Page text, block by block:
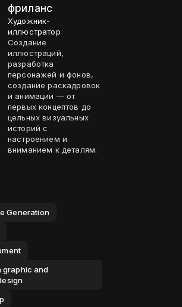
фриланс
Художник-
иллюстратор
Создание
иллюстраций,
разработка
персонажей и фонов,
создание раскадровок
и анимации — от
первых концептов до
цельных визуальных
историй с
настроением и
вниманием к деталям.
Generation
graphic and